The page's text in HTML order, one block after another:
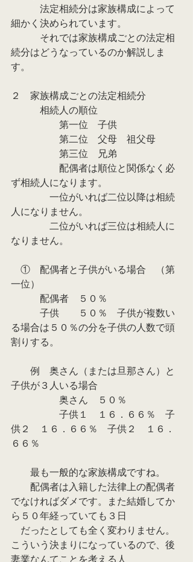
法定相続分は家族構成によって
細かく決められています。
それでは家族構成ごとの法定相
続分はどうなっているのか解説しま
す。
２　家族構成ごとの法定相続分
相続人の順位
第一位　子供
第二位　父母　祖父母
第三位　兄弟
配偶者は順位と関係なく必
ず相続人になります。
一位がいれば二位以降は相続
人になりません。
二位がいれば三位は相続人に
なりません。
①　配偶者と子供がいる場合　（第
一位）
配偶者　５０％
子供　　５０％　子供が複数い
る場合は５０％の分を子供の人数で頭
割りする。
例　奥さん（または旦那さん）と
子供が３人いる場合
奥さん　５０％
子供１　１６．６６％　子
供２　１６．６６％　子供２　１６．
６６％
最も一般的な家族構成ですね。
配偶者は入籍した法律上の配偶者
でなければダメです。また結婚してか
ら５０年経っていても３日
だったとしても全く変わりません。
こういう決まりになっているので、後
妻業なんてことを考える人